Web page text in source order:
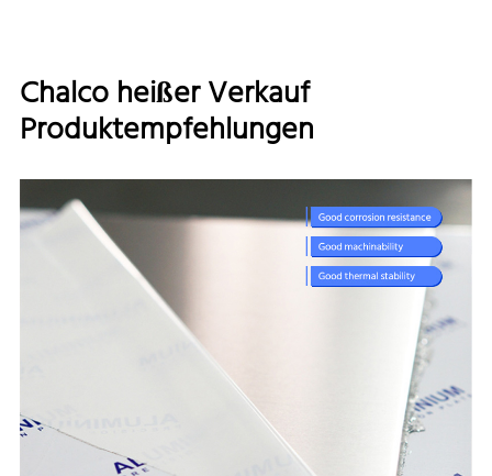
Chalco heißer Verkauf
Produktempfehlungen